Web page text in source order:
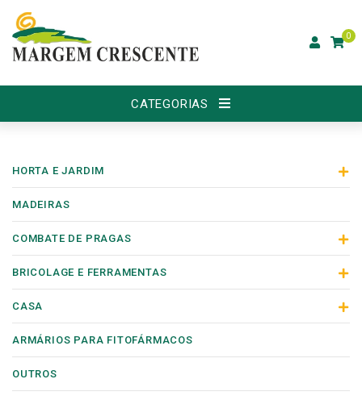
0
CATEGORIAS
HORTA E JARDIM
MADEIRAS
COMBATE DE PRAGAS
BRICOLAGE E FERRAMENTAS
CASA
ARMÁRIOS PARA FITOFÁRMACOS
OUTROS